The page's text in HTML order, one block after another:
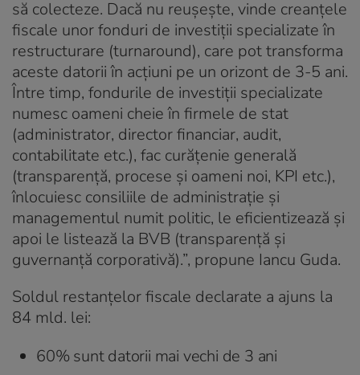
să colecteze. Dacă nu reușește, vinde creanțele
fiscale unor fonduri de investiții specializate în
restructurare (turnaround), care pot transforma
aceste datorii în acțiuni pe un orizont de 3-5 ani.
Între timp, fondurile de investiții specializate
numesc oameni cheie în firmele de stat
(administrator, director financiar, audit,
contabilitate etc.), fac curățenie generală
(transparență, procese și oameni noi, KPI etc.),
înlocuiesc consiliile de administrație și
managementul numit politic, le eficientizează și
apoi le listează la BVB (transparență și
guvernanță corporativă).”, propune Iancu Guda.
Soldul restanțelor fiscale declarate a ajuns la
84 mld. lei:
60% sunt datorii mai vechi de 3 ani